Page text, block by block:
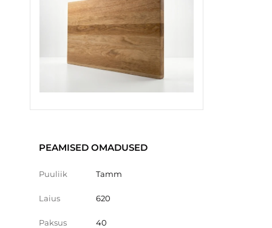
PEAMISED OMADUSED
Puuliik Tamm
Laius 620
Paksus 40